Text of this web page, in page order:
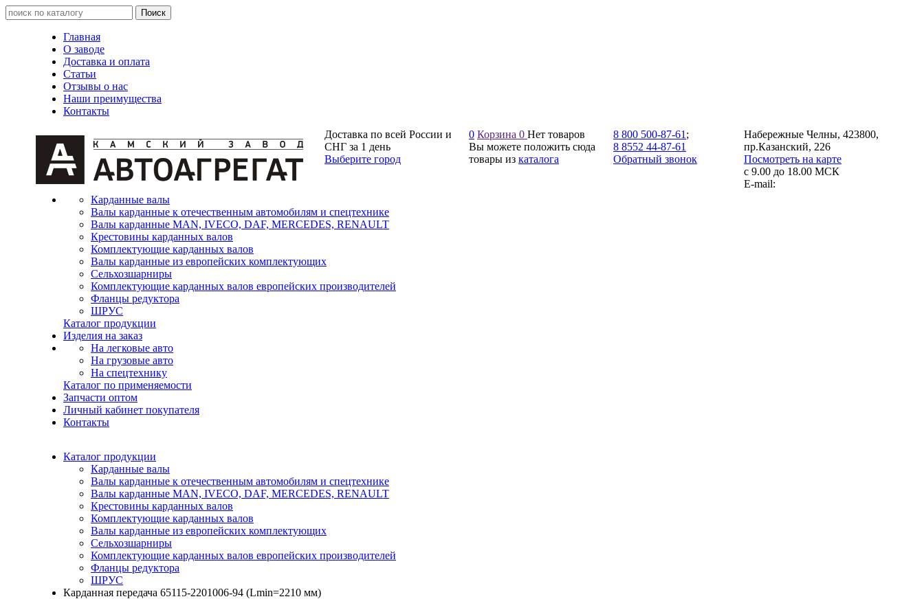
Главная
О заводе
Доставка и оплата
Статьи
Отзывы о нас
Наши преимущества
Контакты
Доставка по всей России и
СНГ за 1 день
Выберите город
0 Корзина 0 Нет товаров
Вы можете положить сюда
товары из каталога
8 800 500-87-61 ;
8 8552 44-87-61
Обратный звонок
Набережные Челны, 423800,
пр.Казанский, 226
Посмотреть на карте
с 9.00 до 18.00 МСК
E-mail:
Карданные валы
Валы карданные к отечественным автомобилям и спецтехнике
Валы карданные MAN, IVECO, DAF, MERCEDES, RENAULT
Крестовины карданных валов
Комплектующие карданных валов
Валы карданные из европейских комплектующих
Сельхозшарниры
Комплектующие карданных валов европейских производителей
Фланцы редуктора
ШРУС
Каталог продукции
Изделия на заказ
На легковые авто
На грузовые авто
На спецтехнику
Каталог по применяемости
Запчасти оптом
Личный кабинет покупателя
Контакты
Каталог продукции
Карданные валы
Валы карданные к отечественным автомобилям и спецтехнике
Валы карданные MAN, IVECO, DAF, MERCEDES, RENAULT
Крестовины карданных валов
Комплектующие карданных валов
Валы карданные из европейских комплектующих
Сельхозшарниры
Комплектующие карданных валов европейских производителей
Фланцы редуктора
ШРУС
Карданная передача 65115-2201006-94 (Lmin=2210 мм)